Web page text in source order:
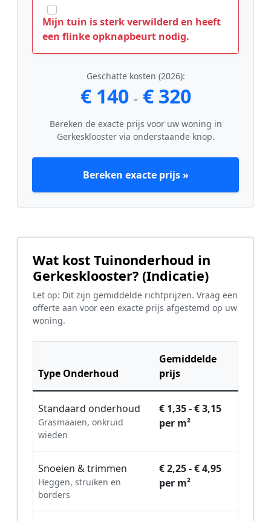
Mijn tuin is sterk verwilderd en heeft
een flinke opknapbeurt nodig.
Geschatte kosten (2026):
€ 140 - € 320
Bereken de exacte prijs voor uw woning in
Gerkesklooster via onderstaande knop.
Bereken exacte prijs »
Wat kost Tuinonderhoud in
Gerkesklooster? (Indicatie)
Let op: Dit zijn gemiddelde richtprijzen. Vraag een
offerte aan voor een exacte prijs afgestemd op uw
woning.
Type Onderhoud
Gemiddelde
prijs
Standaard onderhoud
Grasmaaien, onkruid
wieden
€ 1,35 - € 3,15
per m²
Snoeien & trimmen
Heggen, struiken en
borders
€ 2,25 - € 4,95
per m²